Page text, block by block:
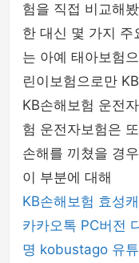
험을 직접 비교해
한 대신 몇 가지 주
는 아예 태아보험
린이보험으로만
KB손해보험 운전
험 운전자보험은
손해를 끼쳤을 경
이 부분에 대해
KB손해보험 효성
카카오톡 PC버전
명 kobustago 유